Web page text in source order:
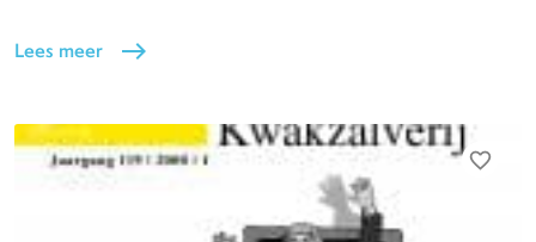
Lees meer east
favorite_border